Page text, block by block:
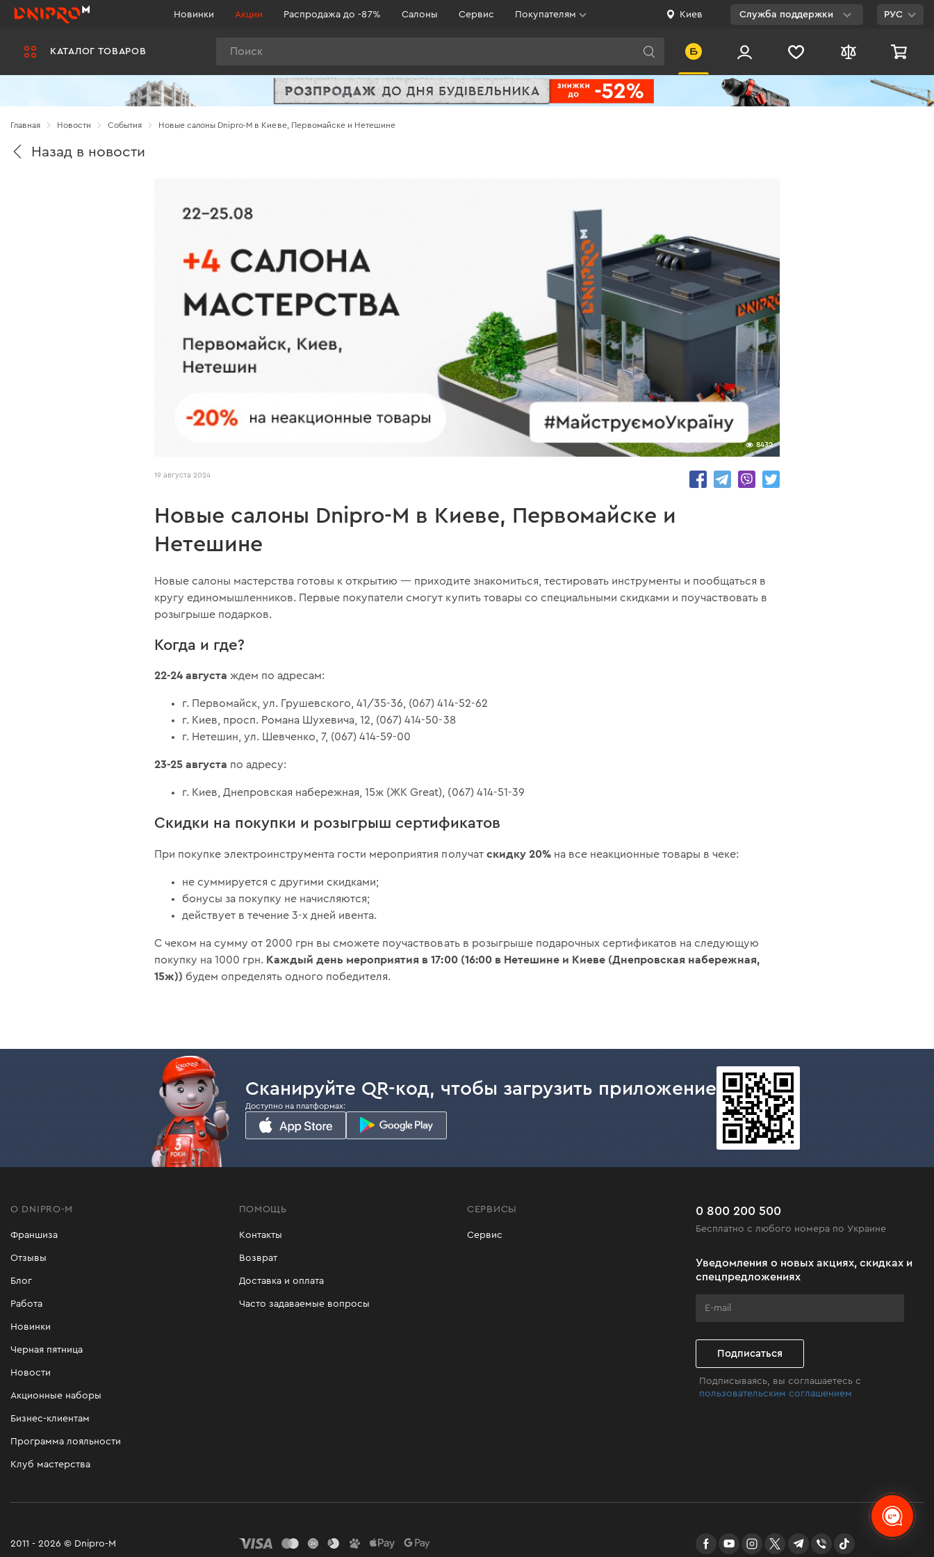
КАТАЛОГ ТОВАРОВ
Новинки Акции Распродажа до -87% Салоны Сервис Покупателям Киев Служба поддержки РУС
Главная Новости Cобытия Новые салоны Dnipro-M в Киеве, Первомайске и Нетешине
Назад в новости
8432
19 августа 2024
Новые салоны Dnipro-M в Киеве, Первомайске и
Нетешине
Новые салоны мастерства готовы к открытию — приходите знакомиться, тестировать инструменты и пообщаться в
кругу единомышленников. Первые покупатели смогут купить товары со специальными скидками и поучаствовать в
розыгрыше подарков.
Когда и где?
22-24 августа ждем по адресам:
г. Первомайск, ул. Грушевского, 41/35-36, (067) 414-52-62
г. Киев, просп. Романа Шухевича, 12, (067) 414-50-38
г. Нетешин, ул. Шевченко, 7, (067) 414-59-00
23-25 августа по адресу:
г. Киев, Днепровская набережная, 15ж (ЖК Great), (067) 414-51-39
Скидки на покупки и розыгрыш сертификатов
При покупке электроинструмента гости мероприятия получат скидку 20%на все неакционные товары в чеке:
не суммируется с другими скидками;
бонусы за покупку не начисляются;
действует в течение 3-х дней ивента.
С чеком на сумму от 2000 грн вы сможете поучаствовать в розыгрыше подарочных сертификатов на следующую
покупку на 1000 грн. Каждый день мероприятия в 17:00 (16:00 в Нетешине и Киеве (Днепровская набережная,
15ж)) будем определять одного победителя.
Сканируйте QR-код, чтобы загрузить приложение
Доступно на платформах:
О DNIPRO-M
Франшиза
Отзывы
Блог
Работа
Новинки
Черная пятница
Новости
Акционные наборы
Бизнес-клиентам
Программа лояльности
Клуб мастерства
ПОМОЩЬ
Контакты
Возврат
Доставка и оплата
Часто задаваемые вопросы
СЕРВИСЫ
Сервис
0 800 200 500
Бесплатно с любого номера по Украине
Уведомления о новых акциях, скидках и
спецпредложениях
Подписаться
Подписываясь, вы соглашаетесь с
пользовательским соглашением
2011 - 2026 © Dnipro-M facebookyoutubeinstagramtwittertelegram
Viber TikTok